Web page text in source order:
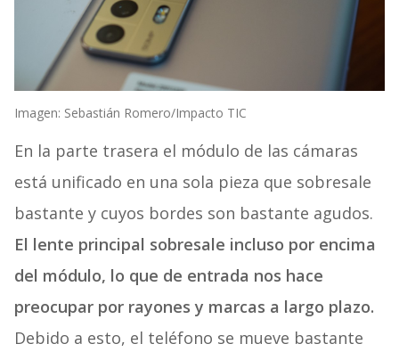
Imagen: Sebastián Romero/Impacto TIC
En la parte trasera el módulo de las cámaras
está unificado en una sola pieza que sobresale
bastante y cuyos bordes son bastante agudos.
El lente principal sobresale incluso por encima
del módulo, lo que de entrada nos hace
preocupar por rayones y marcas a largo plazo.
Debido a esto, el teléfono se mueve bastante